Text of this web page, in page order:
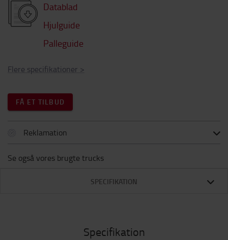
Datablad
Hjulguide
Palleguide
Flere specifikationer >
FÅ ET TILBUD
Reklamation
Se også vores brugte trucks
SPECIFIKATION
Specifikation